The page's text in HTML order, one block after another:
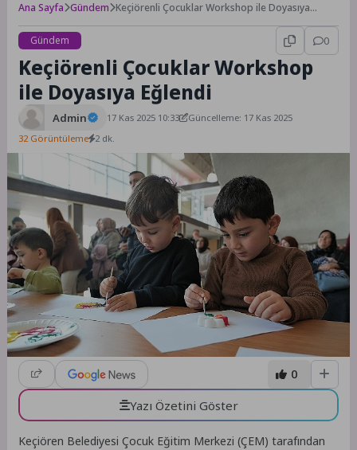
Ana Sayfa Gündem Keçiörenli Çocuklar Workshop ile Doyasıya
Gündem
0
Keçiörenli Çocuklar Workshop
ile Doyasıya Eğlendi
Admin 17 Kas 2025 10:33
Güncelleme: 17 Kas 2025
32 Görüntüleme 2 dk.
0
Yazı Özetini Göster
Keçiören Belediyesi Çocuk Eğitim Merkezi (ÇEM) tarafından